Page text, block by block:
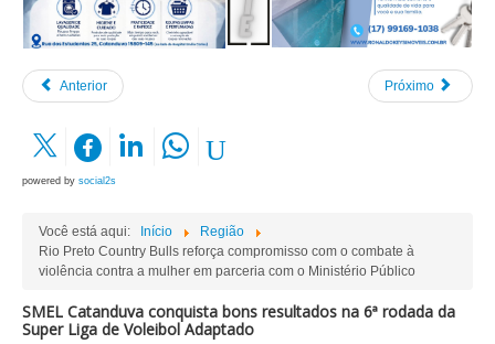
Anterior Próximo
powered by social2s
Você está aqui: Início
Região
Rio Preto Country Bulls reforça compromisso com o combate à
violência contra a mulher em parceria com o Ministério Público
SMEL Catanduva conquista bons resultados na 6ª rodada da
Super Liga de Voleibol Adaptado